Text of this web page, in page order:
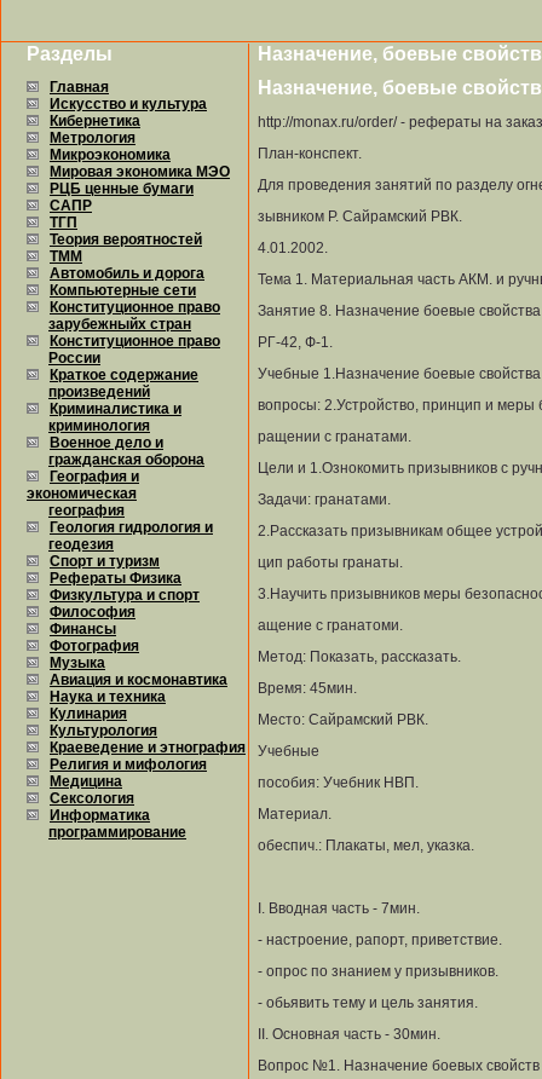
Разделы
Главная
Искусство и культура
Кибернетика
Метрология
Микроэкономика
Мировая экономика МЭО
РЦБ ценные бумаги
САПР
ТГП
Теория вероятностей
ТММ
Автомобиль и дорога
Компьютерные сети
Конституционное право
зарубежныйх стран
Конституционное право
России
Краткое содержание
произведений
Криминалистика и
криминология
Военное дело и
гражданская оборона
География и
экономическая
география
Геология гидрология и
геодезия
Спорт и туризм
Рефераты Физика
Физкультура и спорт
Философия
Финансы
Фотография
Музыка
Авиация и космонавтика
Наука и техника
Кулинария
Культурология
Краеведение и этнография
Религия и мифология
Медицина
Сексология
Информатика
программирование
Назначение, боевые
Назначение, боевые
http://monax.ru/order/ - рефераты на
План-конспект.
Для проведения занятий по разделу
зывником Р. Сайрамский РВК.
4.01.2002.
Тема 1. Материальная часть АКМ. и
Занятие 8. Назначение боевые
РГ-42, Ф-1.
Учебные 1.Назначение боевые свойства
вопросы: 2.Устройство, принцип и меры
ращении с гранатами.
Цели и 1.Ознокомить призывников с
Задачи: гранатами.
2.Рассказать призывникам общее
цип работы гранаты.
3.Научить призывников меры
ащение с гранатоми.
Метод: Показать, рассказать.
Время: 45мин.
Место: Сайрамский РВК.
Учебные
пособия: Учебник НВП.
Материал.
обеспич.: Плакаты, мел, указка.
I. Вводная часть - 7мин.
- настроение, рапорт, приветствие.
- опрос по знанием у призывников.
- обьявить тему и цель занятия.
II. Основная часть - 30мин.
Вопрос №1. Назначение боевых